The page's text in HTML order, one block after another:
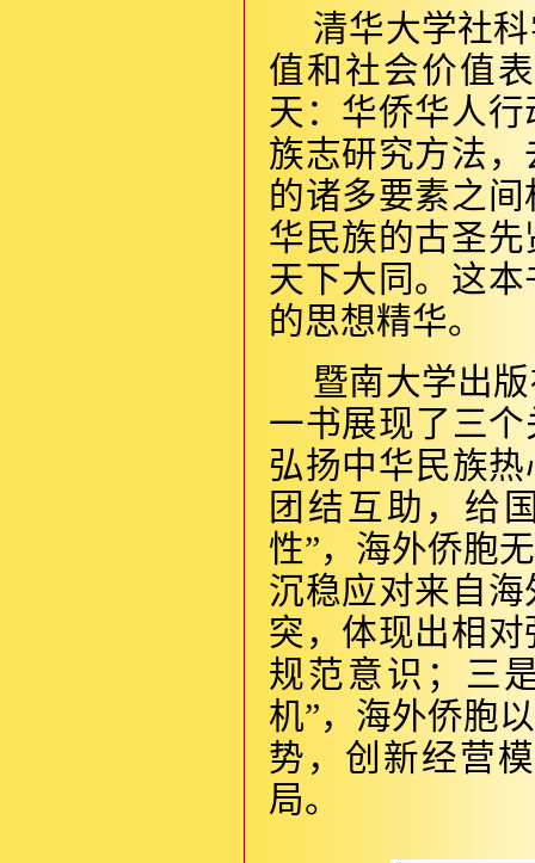
清华大学社
值和社会价值
天：华侨华人
族志研究方法
的诸多要素之
华民族的古圣
天下大同。这
的思想精华。
暨南大学出
一书展现了三
弘扬中华民族
团结互助，给
性”，海外侨胞
沉稳应对来自
突，体现出相
规范意识；三
机”，海外侨胞
势，创新经营
局。